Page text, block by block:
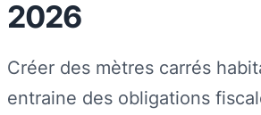
2026
Créer des mètres carrés
entraine des obligations